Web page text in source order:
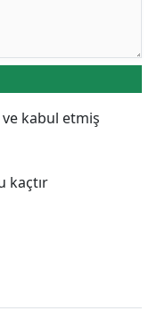
kabul etmiş
kaçtır